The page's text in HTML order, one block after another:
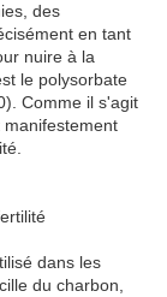
des
en tant
nuire à la
le polysorbate
Comme il s'agit
dans les
du charbon,